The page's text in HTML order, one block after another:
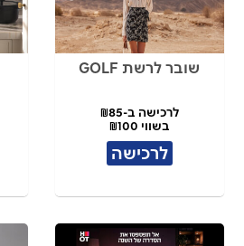
שובר לרשת GOLF
לרכישה ב-₪85
בשווי ₪100
לרכישה